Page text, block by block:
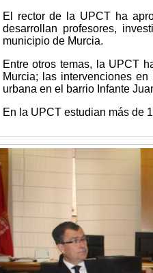
El rector de la UPCT ha
desarrollan profesores,
municipio de Murcia.
Entre otros temas, la UPCT
Murcia; las intervenciones
urbana en el barrio Infante
En la UPCT estudian más de